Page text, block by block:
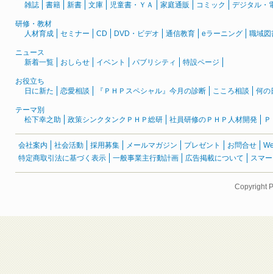
雑誌
書籍 新書 文庫 児童書・ＹＡ 家庭通販 コミック デジタル・
研修・教材
人材育成
セミナー CD DVD・ビデオ 通信教育 eラーニング 職域図
ニュース
新着一覧
おしらせ イベント パブリシティ 特設ページ
お役立ち
日に新た
恋愛相談 『ＰＨＰスペシャル』今月の診断 こころ相談 何の
テーマ別
松下幸之助
政策シンクタンクＰＨＰ総研 社員研修のＰＨＰ人材開発
会社案内 社会活動 採用募集 メールマガジン プレゼント お問合せ
特定商取引法に基づく表示
一般事業主行動計画 広告掲載について スマ
Copyright